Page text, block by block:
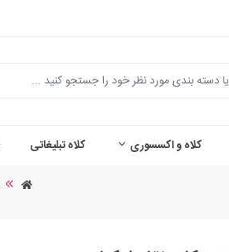
کلاه و اکسسوری کلاه تبلیغاتی